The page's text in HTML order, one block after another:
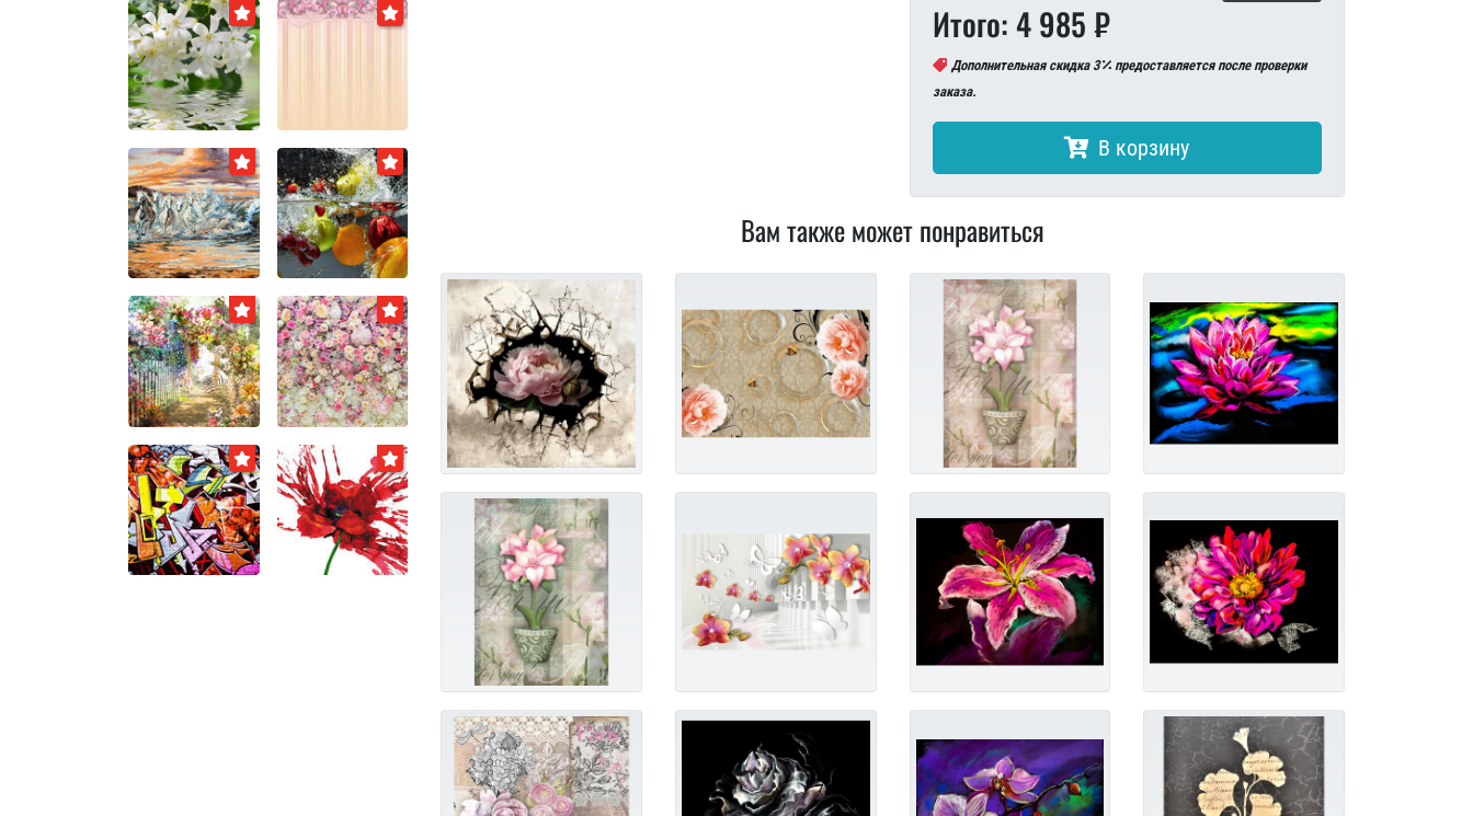
Итого: 4 985 ₽
Дополнительная скидка 3 предоставляется после проверки
заказа.
В корзину
Вам также может понравиться